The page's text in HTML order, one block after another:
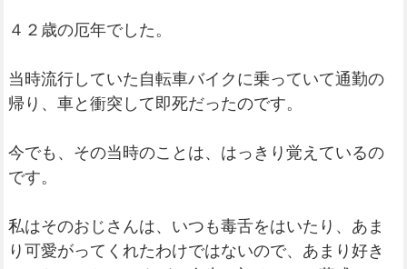
４２歳の厄年でした。
当時流行していた自転車バイクに乗っていて通勤の
帰り、車と衝突して即死だったのです。
今でも、その当時のことは、はっきり覚えているの
です。
私はそのおじさんは、いつも毒舌をはいたり、あま
り可愛がってくれたわけではないので、あまり好き